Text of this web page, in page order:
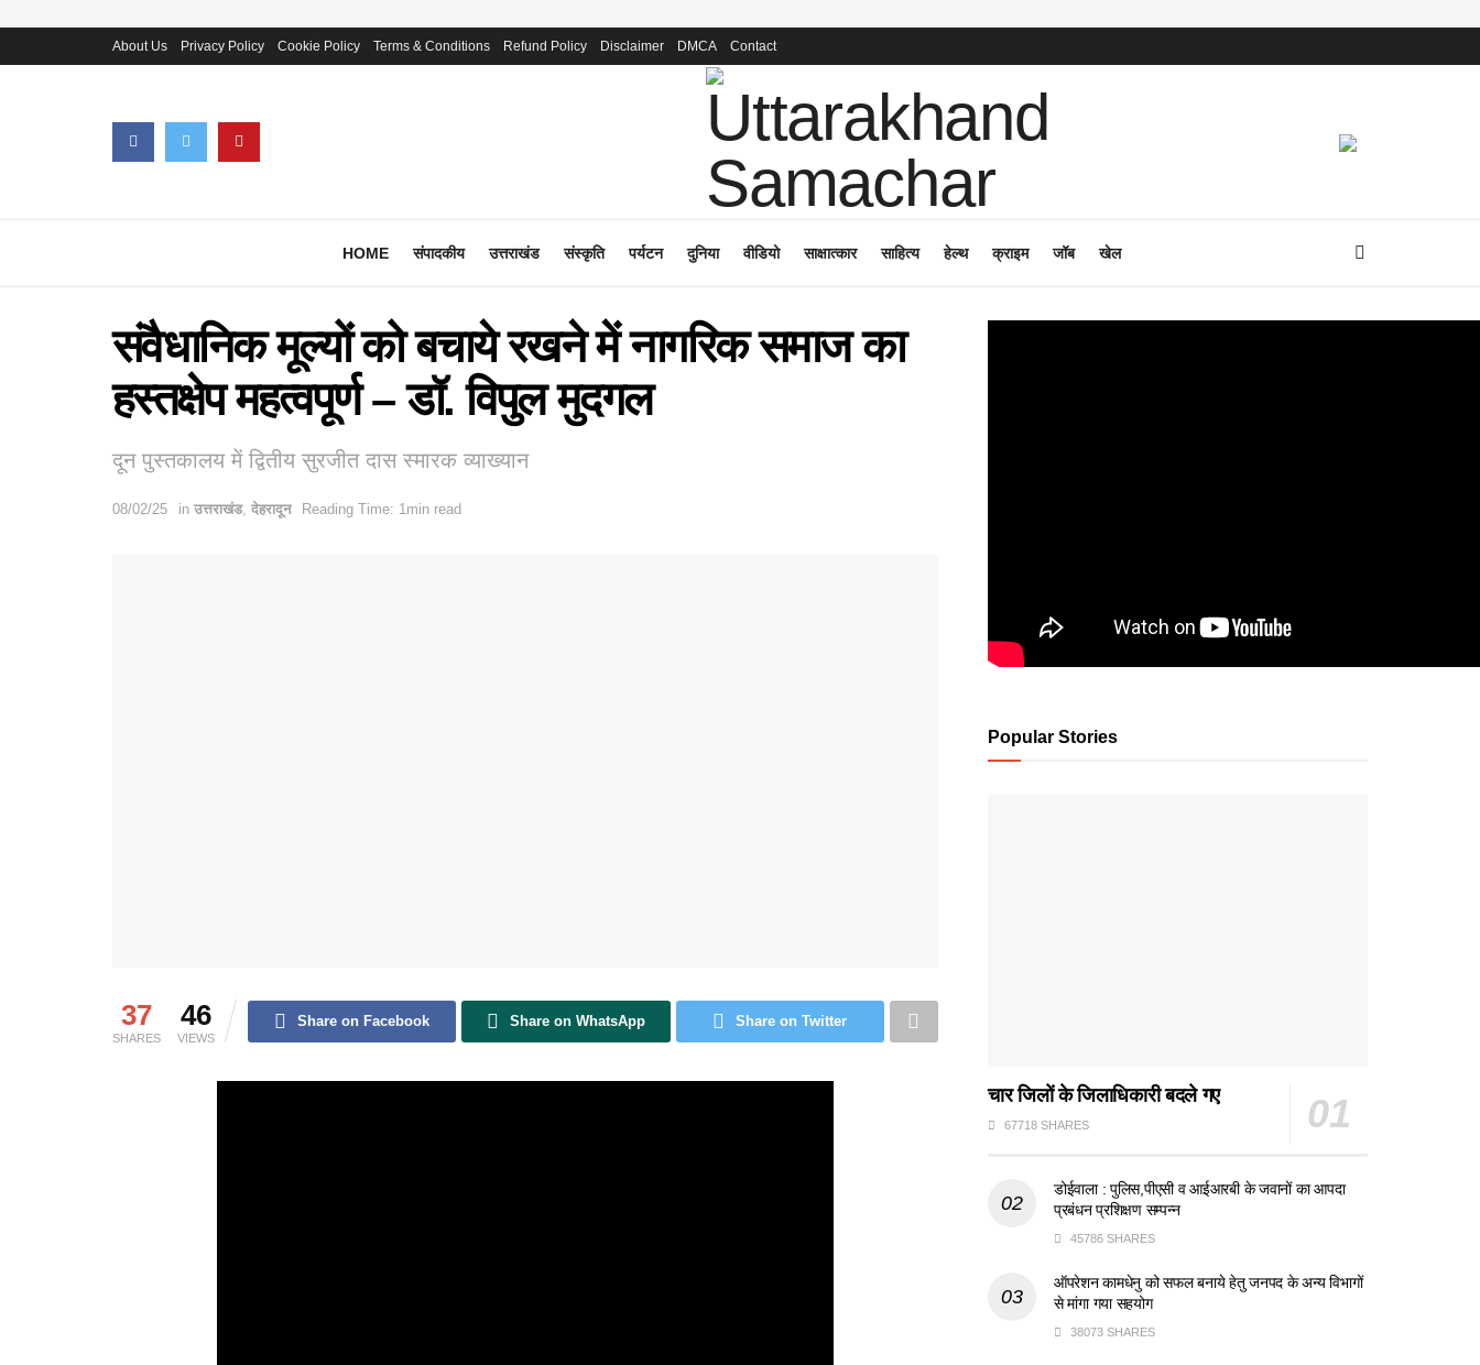
About Us Privacy Policy Cookie Policy Terms & Conditions Refund Policy Disclaimer DMCA Contact
HOME संपादकीय उत्तराखंड संस्कृति पर्यटन दुनिया वीडियो साक्षात्कार साहित्य हेल्थ क्राइम जॉब खेल
संवैधानिक मूल्यों को बचाये रखने में नागरिक समाज का
हस्तक्षेप महत्वपूर्ण – डॉ. विपुल मुदगल
दून पुस्तकालय में द्वितीय सुरजीत दास स्मारक व्याख्यान
08/02/25 in उत्तराखंड, देहरादून Reading Time: 1min read
37
SHARES
46
VIEWS
Share on Facebook Share on WhatsApp Share on Twitter
Popular Stories
चार जिलों के जिलाधिकारी बदले गए
67718 SHARES
डोईवाला : पुलिस,पीएसी व आईआरबी के जवानों का आपदा
प्रबंधन प्रशिक्षण सम्पन्न
45786 SHARES
ऑपरेशन कामधेनु को सफल बनाये हेतु जनपद के अन्य विभागों
से मांगा गया सहयोग
38073 SHARES